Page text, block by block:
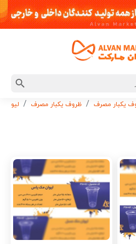
یکبار مصرف ظروف یکبار مصرف لیوان